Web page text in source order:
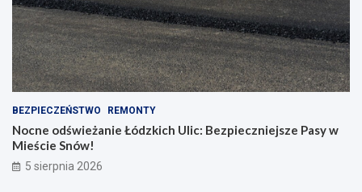
BEZPIECZEŃSTWO REMONTY
Nocne odświeżanie Łódzkich Ulic: Bezpieczniejsze Pasy w
Mieście Snów!
5 sierpnia 2026